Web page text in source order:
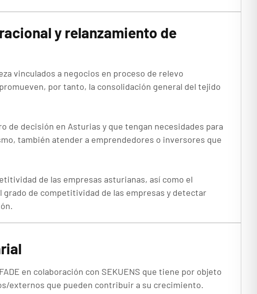
y relanzamiento de
vinculados a negocios en proceso de relevo
por tanto, la consolidación general del tejido
de decisión en Asturias y que tengan necesidades para
también atender a emprendedores o inversores que
de las empresas asturianas, así como el
de competitividad de las empresas y detectar
en colaboración con SEKUENS que tiene por objeto
externos que pueden contribuir a su crecimiento.